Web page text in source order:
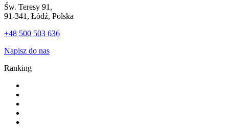
Św. Teresy 91,
91-341, Łódź, Polska
+48 500 503 636
Napisz do nas
Ranking